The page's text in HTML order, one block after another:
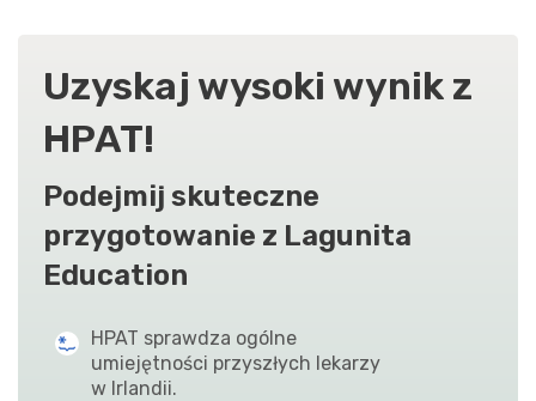
Uzyskaj wysoki wynik z
HPAT!
Podejmij skuteczne
przygotowanie z Lagunita
Education
HPAT sprawdza ogólne
umiejętności przyszłych lekarzy
w Irlandii.